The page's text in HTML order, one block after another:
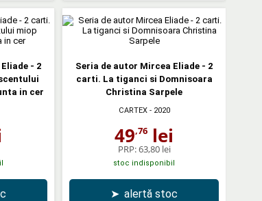
- 2
in cer
Seria de autor Mircea Eliade - 2
carti. La tiganci si Domnisoara
Christina Sarpele
CARTEX- 2020
49,76 lei
PRP:63,80 lei
stoc indisponibil
➤ alertă stoc